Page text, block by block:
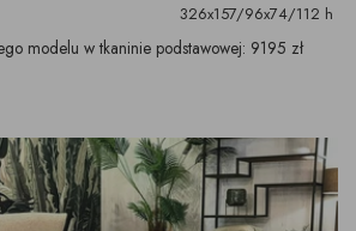
326x157/96x74/112 h
modelu w tkaninie podstawowej: 9195 zł